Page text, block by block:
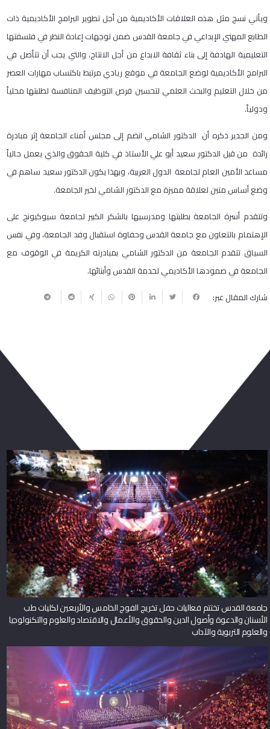
ويأتي نسج مثل هذه العلاقات الأكاديمية من أجل تطوير البرامج الأكاديمية ذات
الطابع المهني الإبداعي في جامعة القدس ضمن توجهات إعادة النظر في فلسفتها
التعليمية الهادفة إلى بناء ثقافة الابداع من أجل الانتاج، والتي يجب أن تتأصل في
البرامج الأكاديمية لوضع الجامعة في موقع ريادي مرتبط باكتساب مهارات العصر
من خلال التعليم والبحث العلمي لتحسين فرص التوظيف المنافسة لطلبتها محلياً
ودولياً.
ومن الجدير ذكره أن الدكتور الشامي انضم إلى مجلس أمناء الجامعة إثر مبادرة
رائدة من قبل الدكتور سعيد أبو علي الأستاذ في كلية الحقوق والذي يعمل حالياً
مساعد الأمين العام لجامعة الدول العربية، وبهذا يكون الدكتور سعيد ساهم في
وضع أساس متين لعلاقة مميزة مع الدكتور الشامي لخير الجامعة.
وتتقدم أسرة الجامعة بطلبتها ومدرسيها بالشكر الكبير لجامعة سيوكيونج على
الإهتمام بالتعاون مع جامعة القدس وحفاوة استقبال وفد الجامعة، وفي نفس
السياق تتقدم الجامعة من الدكتور الشامي بمبادرته الكريمة في الوقوف مع
الجامعة في صمودها الأكاديمي لخدمة القدس وأبنائها.
شارك المقال عبر:
جامعة القدس تختتم فعاليات حفل تخريج الفوج الخامس والأربعين لكليات طب
الأسنان والدعوة وأصول الدين والحقوق والأعمال والاقتصاد والعلوم والتكنولوجيا
والعلوم التربوية والآداب